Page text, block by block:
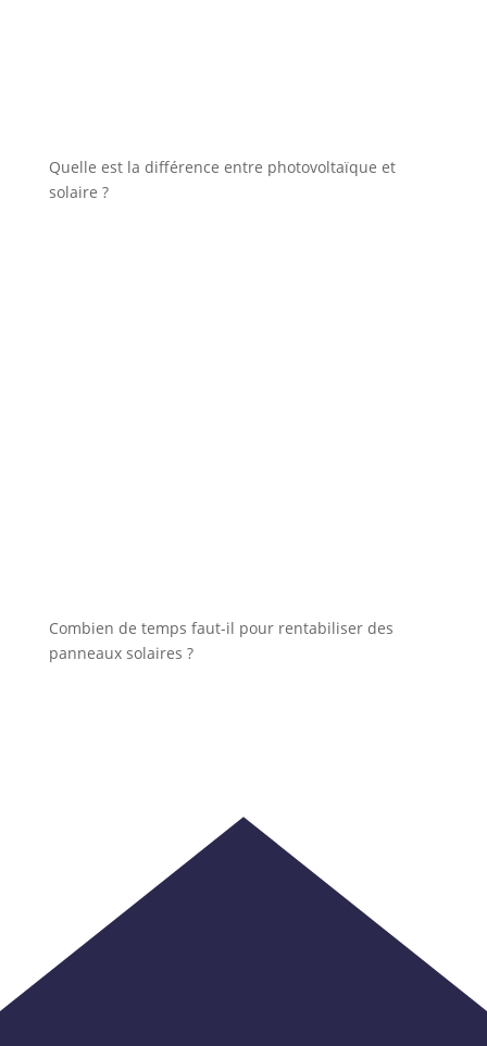
Quelle est la différence entre photovoltaïque et
solaire ?
Combien de temps faut-il pour rentabiliser des
panneaux solaires ?